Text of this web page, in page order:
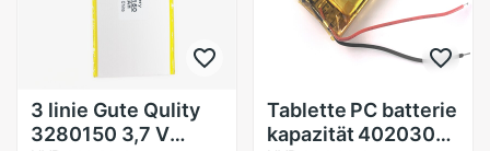
3 linie Gute Qulity
3280150 3,7 V
Tablette PC batterie
kapazität 402030